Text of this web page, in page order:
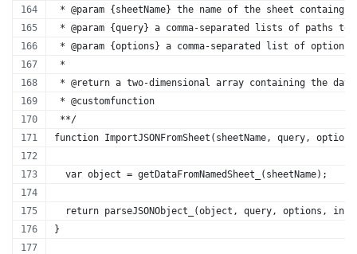
* @param {sheetName} the name of the sheet containg
* @param {query} a comma-separated lists of paths
* @param {options} a comma-separated list of
*
* @return a two-dimensional array containing the
* @customfunction
**/
function ImportJSONFromSheet(sheetName, query,
  var object = getDataFromNamedSheet_(sheetName);
return parseJSONObject_(object, query, options,
}